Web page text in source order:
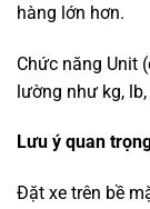
hàng lớn hơn.
Chức năng Unit
lường như kg,
Lưu ý quan
Đặt xe trên bề